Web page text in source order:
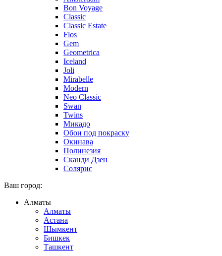
Bon Voyage
Classic
Classic Estate
Flos
Gem
Geometrica
Iceland
Joli
Mirabelle
Modern
Neo Classic
Swan
Twins
Микадо
Обои под покраску
Окинава
Полинезия
Сканди Дзен
Солярис
Ваш город:
Алматы
Алматы
Астана
Шымкент
Бишкек
Ташкент